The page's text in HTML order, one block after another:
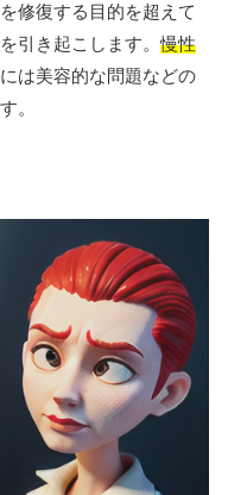
修復する目的を超えて
引き起こします。慢性
は美容的な問題などの
。